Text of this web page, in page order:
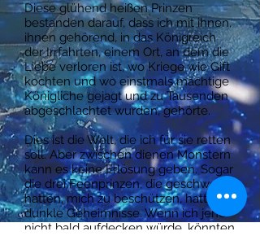
Diese glühend heißen Prinzen
bestanden darauf, dass ich mit ihnen,
ihnen gehörend, in das Königreich
der Irrfahrten, einem Ort, an dem die
Liebe verloren ist, wo Kriege wie Gift
kochten und wo einstmals mächtige
Königliche gejagt und zu Tausenden
abgeschlachtet wurden, gehörte.
Dies ist die Welt, die ich für sie retten
soll. Aber zwischen dienen Monstern
kann es keine Erlösung geben. Sogar
die drei Feenprinzen, die geschworen
hatten, mich zu beschützen, hatten
dunkle Geheimnisse. Wenn ich jene
nicht bald aufdecken würde, könnten